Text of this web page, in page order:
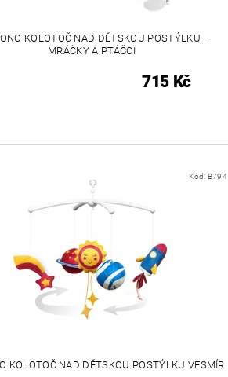
KOLOTOČ NAD DĚTSKOU POSTÝLKU –
MRÁČKY A PTÁČCI
715 Kč
Kód: B794
KOLOTOČ NAD DĚTSKOU POSTÝLKU VESMÍR